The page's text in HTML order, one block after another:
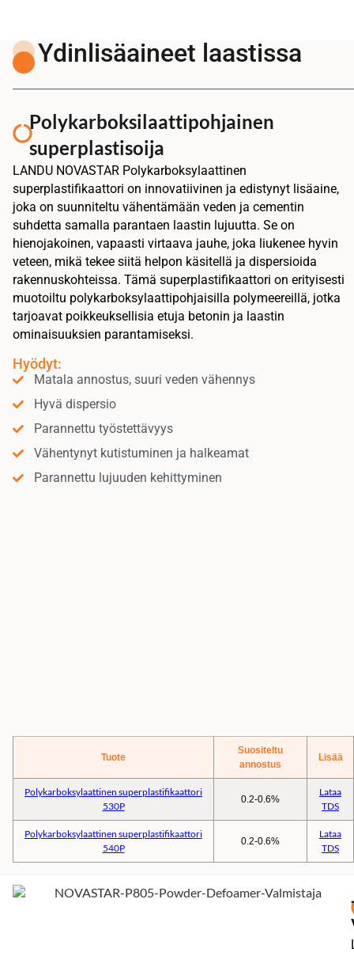
Ydinlisäaineet laastissa
Polykarboksilaattipohjainen
superplastisoija
LANDU NOVASTAR Polykarboksylaattinen
superplastifikaattori on innovatiivinen ja edistynyt lisäaine,
joka on suunniteltu vähentämään veden ja cementin
suhdetta samalla parantaen laastin lujuutta. Se on
hienojakoinen, vapaasti virtaava jauhe, joka liukenee hyvin
veteen, mikä tekee siitä helpon käsitellä ja dispersioida
rakennuskohteissa. Tämä superplastifikaattori on erityisesti
muotoiltu polykarboksylaattipohjaisilla polymeereillä, jotka
tarjoavat poikkeuksellisia etuja betonin ja laastin
ominaisuuksien parantamiseksi.
Hyödyt:
Matala annostus, suuri veden vähennys
Hyvä dispersio
Parannettu työstettävyys
Vähentynyt kutistuminen ja halkeamat
Parannettu lujuuden kehittyminen
Tuote
Suositeltu
annostus
Lisää
Polykarboksylaattinen superplastifikaattori
530P
0.2-0.6%
Lataa
TDS
Polykarboksylaattinen superplastifikaattori
540P
0.2-0.6%
Lataa
TDS